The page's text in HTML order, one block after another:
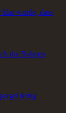
klar wurde, dass
die Bohnen
fertig